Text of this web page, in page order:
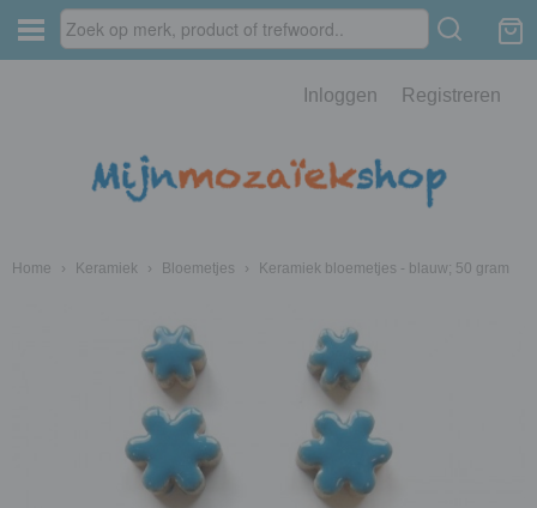
Inloggen Registreren
Home › Keramiek › Bloemetjes › Keramiek bloemetjes - blauw; 50 gram